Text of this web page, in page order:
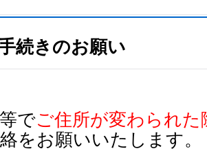
続きのお願い
でご住所が変わられた
をお願いいたします。